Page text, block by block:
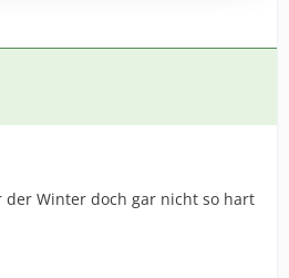
Winter doch gar nicht so hart